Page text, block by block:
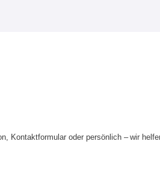
Kontaktformular oder persönlich – wir